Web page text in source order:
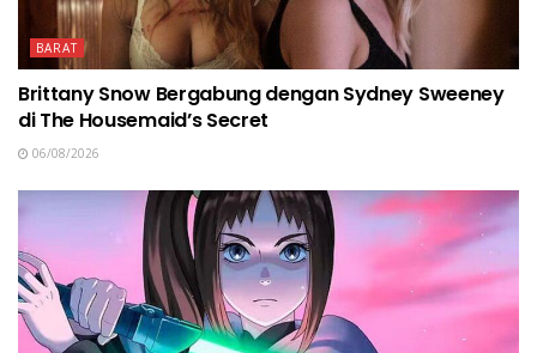
BARAT
Brittany Snow Bergabung dengan Sydney Sweeney
di The Housemaid’s Secret
06/08/2026